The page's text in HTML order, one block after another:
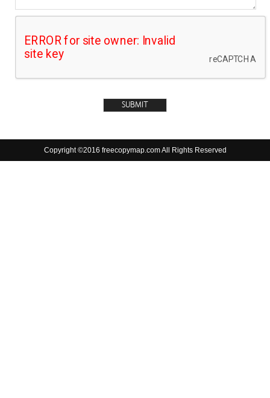
Copyright ©2016 freecopymap.com All Rights Reserved